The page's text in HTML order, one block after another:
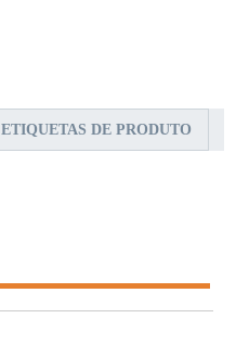
ETIQUETAS DE PRODUTO